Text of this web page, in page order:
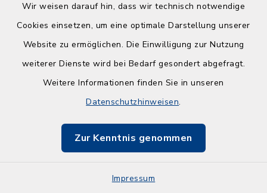
Wir weisen darauf hin, dass wir technisch notwendige
Cookies einsetzen, um eine optimale Darstellung unserer
Website zu ermöglichen. Die Einwilligung zur Nutzung
weiterer Dienste wird bei Bedarf gesondert abgefragt.
Weitere Informationen finden Sie in unseren
Datenschutzhinweisen.
Zur Kenntnis genommen
Impressum
optionaler Module. Eine gesonderte
Einwilligung wird, sofern eine solche
erforderlich ist, eingeholt.
Eine Übermittlung Ihrer Daten an Dritte zu
anderen als den im Folgenden aufgeführten
Zwecken findet nicht statt.
Wir geben Ihre Daten nur an Dritte weiter,